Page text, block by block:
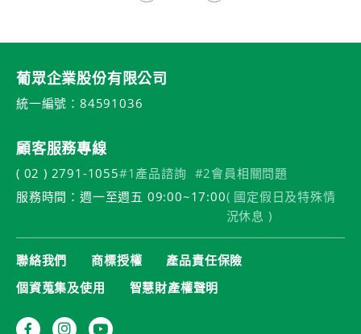
葡眾企業股份有限公司
統一編號：84591036
顧客服務專線
( 02 ) 2791-1055#1產品諮詢 #2會員相關問題
服務時間：週一至週五 09:00~17:00( 國定假日及特殊情
況休息 )
聯絡我們 商標授權
產品責任保險
個資蒐集及使用
智慧財產權聲明